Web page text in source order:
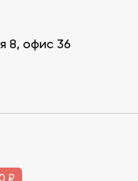
8, офис 36
₽